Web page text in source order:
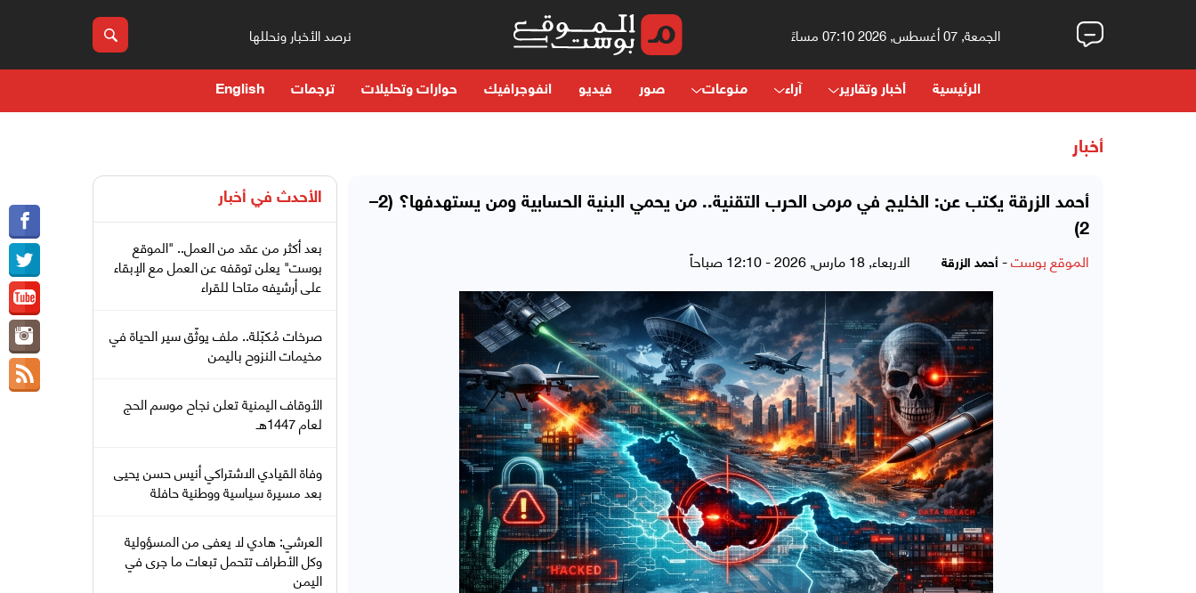
الجمعة, 07 أغسطس, 2026 07:10 مساءً نرصد الأخبار ونحللها
الرئيسية أخبار وتقارير آراء منوعات صور فيديو انفوجرافيك حوارات وتحليلات ترجمات English
أخبار
أحمد الزرقة يكتب عن: الخليج في مرمى الحرب التقنية.. من يحمي البنية الحسابية ومن يستهدفها؟ (2–
2)
الموقع بوست- أحمد الزرقة الاربعاء, 18 مارس, 2026 - 12:10 صباحاً
الأحدث في أخبار
بعد أكثر من عقد من العمل.. "الموقع
بوست" يعلن توقفه عن العمل مع الإبقاء
على أرشيفه متاحا للقراء
صرخات مُكبّلة.. ملف يوثّق سير الحياة في
مخيمات النزوح باليمن
الأوقاف اليمنية تعلن نجاح موسم الحج
لعام 1447هـ
وفاة القيادي الاشتراكي أنيس حسن يحيى
بعد مسيرة سياسية ووطنية حافلة
العرشي: هادي لا يعفى من المسؤولية
وكل الأطراف تتحمل تبعات ما جرى في
اليمن